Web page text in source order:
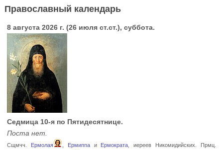
Православный календарь
8 августа 2026 г. (26 июля ст.ст.), суббота.
Седмица 10-я по Пятидесятнице.
Поста нет.
Сщмчч. Ермолая Ермиппаи Ермократа , иереев Никомидийских. Прмц.